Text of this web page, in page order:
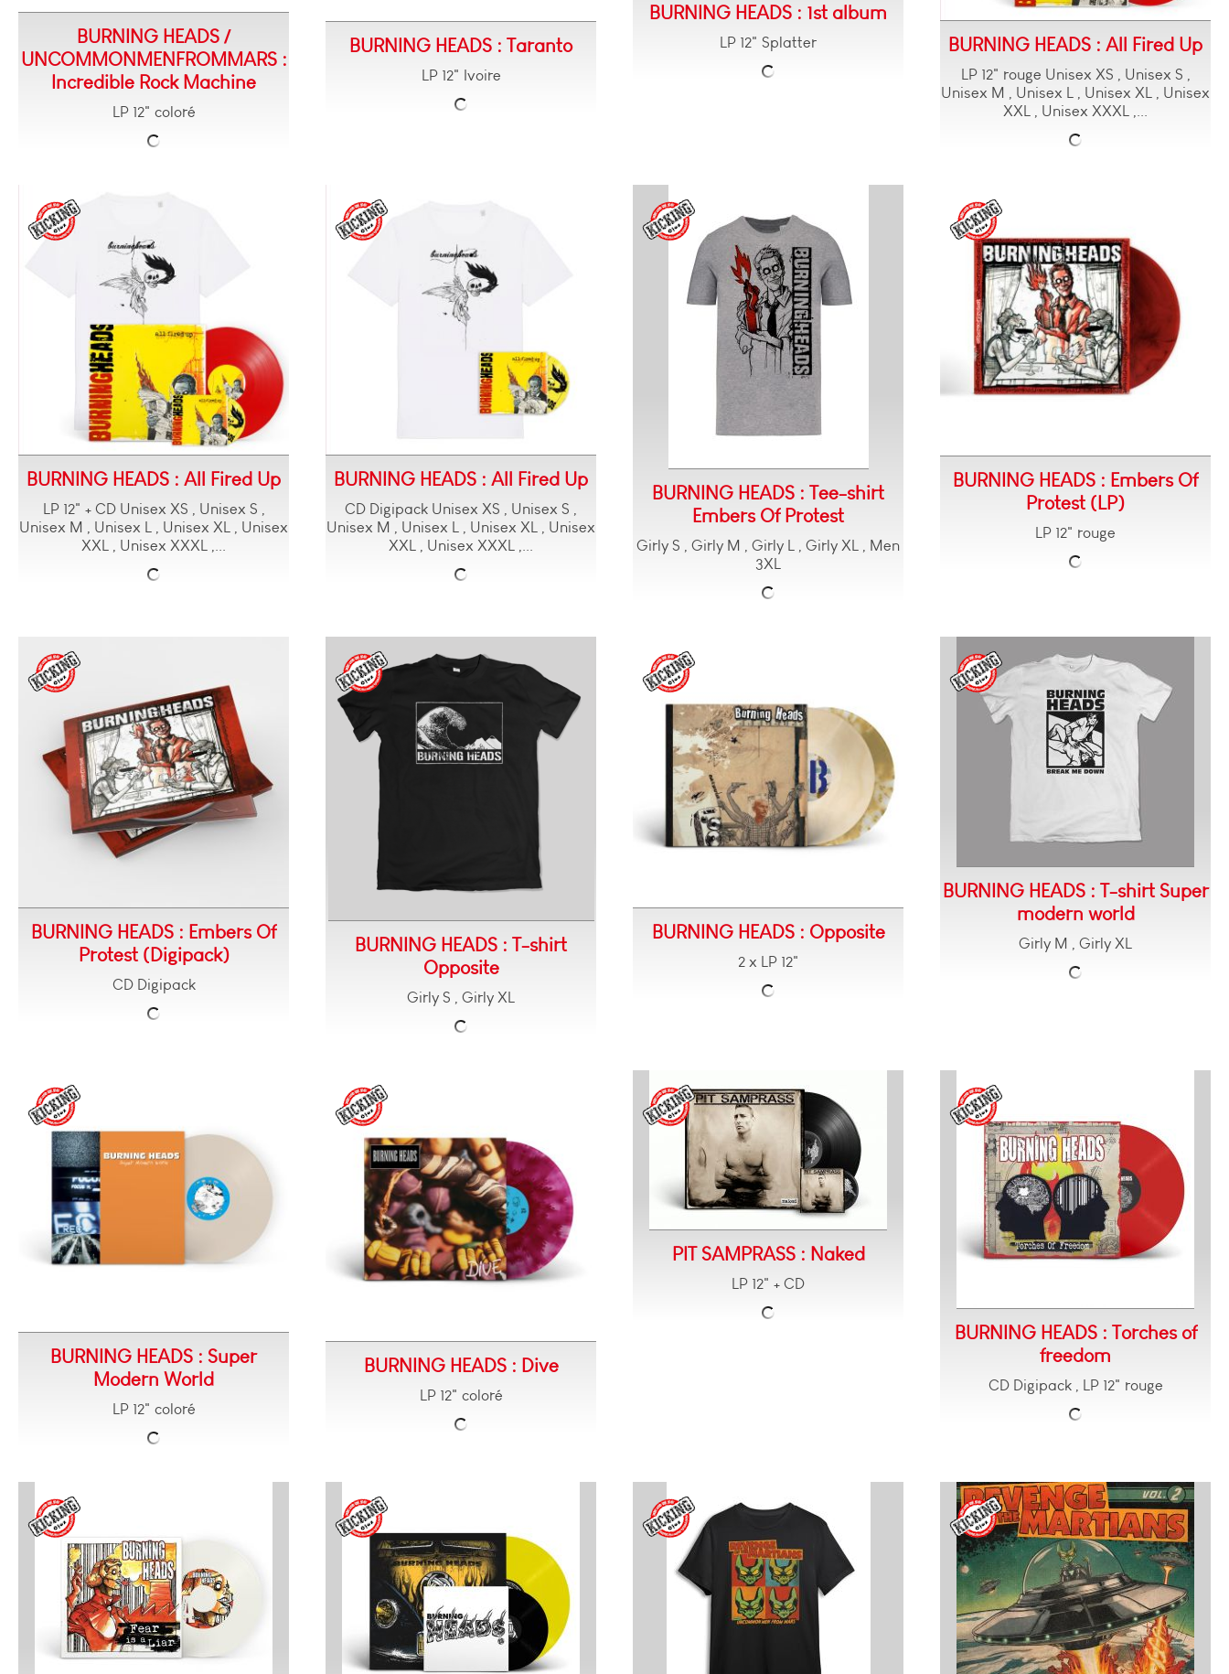
BURNING HEADS /
UNCOMMONMENFROMMARS :
Incredible Rock Machine
LP 12" coloré
BURNING HEADS : Taranto
LP 12" Ivoire
BURNING HEADS : 1st album
LP 12" Splatter BURNING HEADS : All Fired Up
LP 12" rouge Unisex XS , Unisex S ,
Unisex M , Unisex L , Unisex XL , Unisex
XXL , Unisex XXXL ,...
BURNING HEADS : All Fired Up
LP 12" + CD Unisex XS , Unisex S ,
Unisex M , Unisex L , Unisex XL , Unisex
XXL , Unisex XXXL ,...
BURNING HEADS : All Fired Up
CD Digipack Unisex XS , Unisex S ,
Unisex M , Unisex L , Unisex XL , Unisex
XXL , Unisex XXXL ,...
BURNING HEADS : Tee-shirt
Embers Of Protest
Girly S , Girly M , Girly L , Girly XL , Men
3XL
BURNING HEADS : Embers Of
Protest (LP)
LP 12" rouge
BURNING HEADS : Embers Of
Protest (Digipack)
CD Digipack
BURNING HEADS : T-shirt
Opposite
Girly S , Girly XL
BURNING HEADS : Opposite
2 x LP 12"
BURNING HEADS : T-shirt Super
modern world
Girly M , Girly XL
BURNING HEADS : Super
Modern World
LP 12" coloré
BURNING HEADS : Dive
LP 12" coloré
PIT SAMPRASS : Naked
LP 12" + CD
BURNING HEADS : Torches of
freedom
CD Digipack , LP 12" rouge